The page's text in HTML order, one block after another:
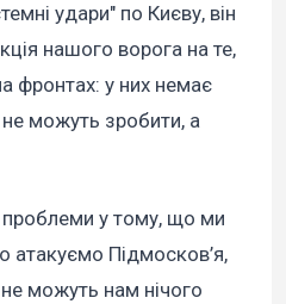
удари" по Києву, він
нашого ворога на те,
фронтах: у них немає
не можуть зробити, а
у тому, що ми
атакуємо Підмосков’я,
можуть нам нічого